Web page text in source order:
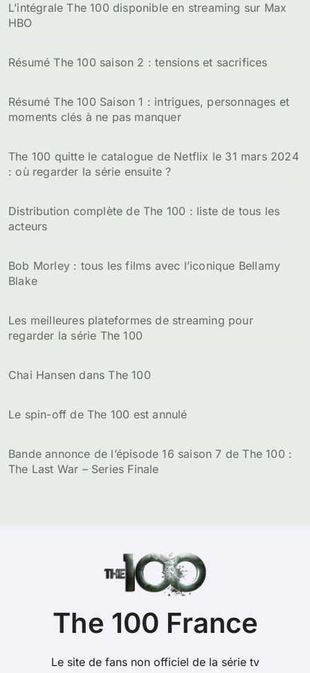
L’intégrale The 100 disponible en streaming sur Max
HBO
Résumé The 100 saison 2 : tensions et sacrifices
Résumé The 100 Saison 1 : intrigues, personnages et
moments clés à ne pas manquer
The 100 quitte le catalogue de Netflix le 31 mars 2024
: où regarder la série ensuite ?
Distribution complète de The 100 : liste de tous les
acteurs
Bob Morley : tous les films avec l’iconique Bellamy
Blake
Les meilleures plateformes de streaming pour
regarder la série The 100
Chai Hansen dans The 100
Le spin-off de The 100 est annulé
Bande annonce de l’épisode 16 saison 7 de The 100 :
The Last War – Series Finale
The 100 France
Le site de fans non officiel de la série tv